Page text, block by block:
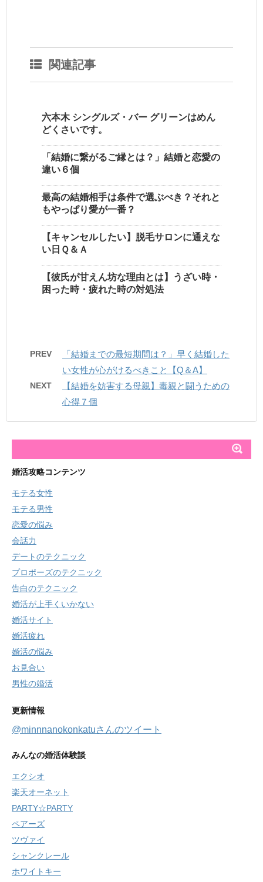
関連記事
六本木 シングルズ・バー グリーンはめん
どくさいです。
「結婚に繋がるご縁とは？」結婚と恋愛の
違い６個
最高の結婚相手は条件で選ぶべき？それと
もやっぱり愛が一番？
【キャンセルしたい】脱毛サロンに通えな
い日Ｑ＆Ａ
【彼氏が甘えん坊な理由とは】うざい時・
困った時・疲れた時の対処法
PREV
「結婚までの最短期間は？」早く結婚した
い女性が心がけるべきこと【Q＆A】
NEXT
【結婚を妨害する母親】毒親と闘うための
心得７個
婚活攻略コンテンツ
モテる女性
モテる男性
恋愛の悩み
会話力
デートのテクニック
プロポーズのテクニック
告白のテクニック
婚活が上手くいかない
婚活サイト
婚活疲れ
婚活の悩み
お見合い
男性の婚活
更新情報
@minnnanokonkatuさんのツイート
みんなの婚活体験談
エクシオ
楽天オーネット
PARTY☆PARTY
ペアーズ
ツヴァイ
シャンクレール
ホワイトキー